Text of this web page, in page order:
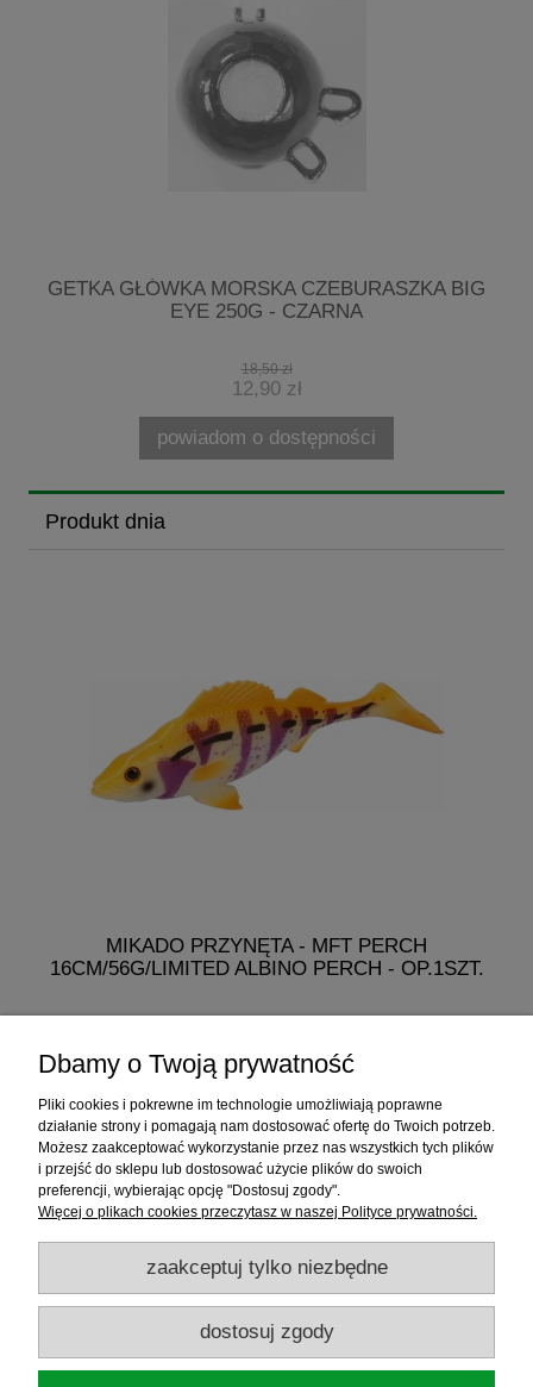
GETKA GŁÓWKA MORSKA CZEBURASZKA BIG
EYE 250G - CZARNA
18,50 zł
12,90 zł
powiadom o dostępności
Produkt dnia
MIKADO PRZYNĘTA - MFT PERCH
16CM/56G/LIMITED ALBINO PERCH - OP.1SZT.
do koszyka
Informacje
Sklep internetowy
RATY
Promocje
Dbamy o Twoją prywatność
Pliki cookies i pokrewne im technologie umożliwiają poprawne
działanie strony i pomagają nam dostosować ofertę do Twoich potrzeb.
Możesz zaakceptować wykorzystanie przez nas wszystkich tych plików
i przejść do sklepu lub dostosować użycie plików do swoich
preferencji, wybierając opcję "Dostosuj zgody".
Więcej o plikach cookies przeczytasz w naszej Polityce prywatności.
zaakceptuj tylko niezbędne
dostosuj zgody